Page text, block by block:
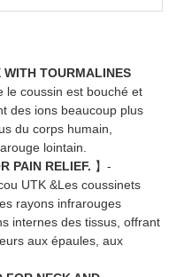
TOURMALINES
le coussin est bouché et
des ions beaucoup plus
du corps humain,
lointain.
PAIN RELIEF. 】-
UTK &Les coussinets
rayons infrarouges
internes des tissus, offrant
aux épaules, aux